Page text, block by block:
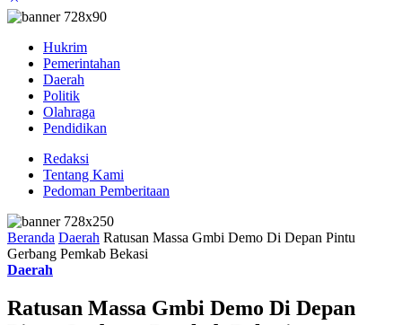
Hukrim
Pemerintahan
Daerah
Politik
Olahraga
Pendidikan
Redaksi
Tentang Kami
Pedoman Pemberitaan
Beranda Daerah Ratusan Massa Gmbi Demo Di Depan Pintu
Gerbang Pemkab Bekasi
Daerah
Ratusan Massa Gmbi Demo Di Depan